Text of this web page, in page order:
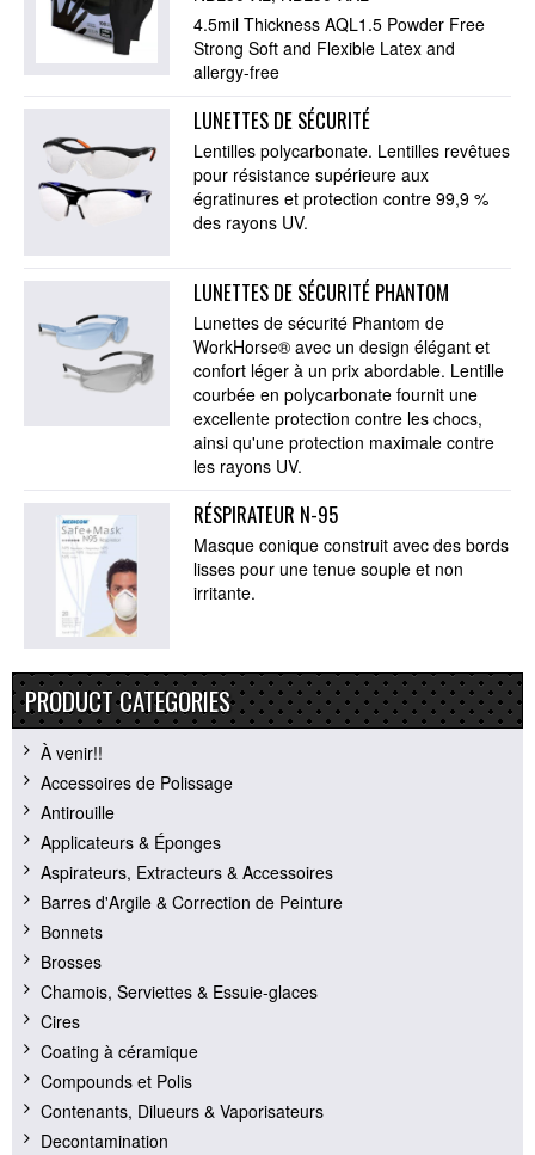
4.5mil Thickness AQL1.5 Powder Free
Strong Soft and Flexible Latex and
allergy-free
LUNETTES DE SÉCURITÉ
Lentilles polycarbonate. Lentilles revêtues
pour résistance supérieure aux
égratinures et protection contre 99,9 %
des rayons UV.
LUNETTES DE SÉCURITÉ PHANTOM
Lunettes de sécurité Phantom de
WorkHorse® avec un design élégant et
confort léger à un prix abordable. Lentille
courbée en polycarbonate fournit une
excellente protection contre les chocs,
ainsi qu'une protection maximale contre
les rayons UV.
RÉSPIRATEUR N-95
Masque conique construit avec des bords
lisses pour une tenue souple et non
irritante.
PRODUCT CATEGORIES
À venir!!
Accessoires de Polissage
Antirouille
Applicateurs & Éponges
Aspirateurs, Extracteurs & Accessoires
Barres d'Argile & Correction de Peinture
Bonnets
Brosses
Chamois, Serviettes & Essuie-glaces
Cires
Coating à céramique
Compounds et Polis
Contenants, Dilueurs & Vaporisateurs
Decontamination